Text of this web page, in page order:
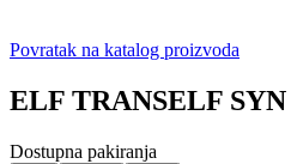
Povratak na katalog proizvoda
ELF TRANSELF SYN
Dostupna pakiranja